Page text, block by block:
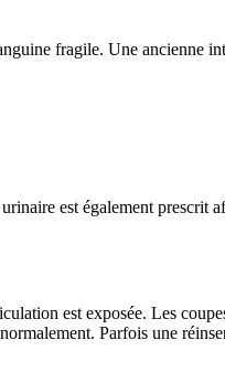
fragile. Une ancienne
est également prescrit
est exposée. Les
Parfois une